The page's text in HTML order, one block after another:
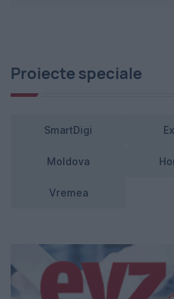
Proiecte speciale
SmartDigi
Moldova
Vremea